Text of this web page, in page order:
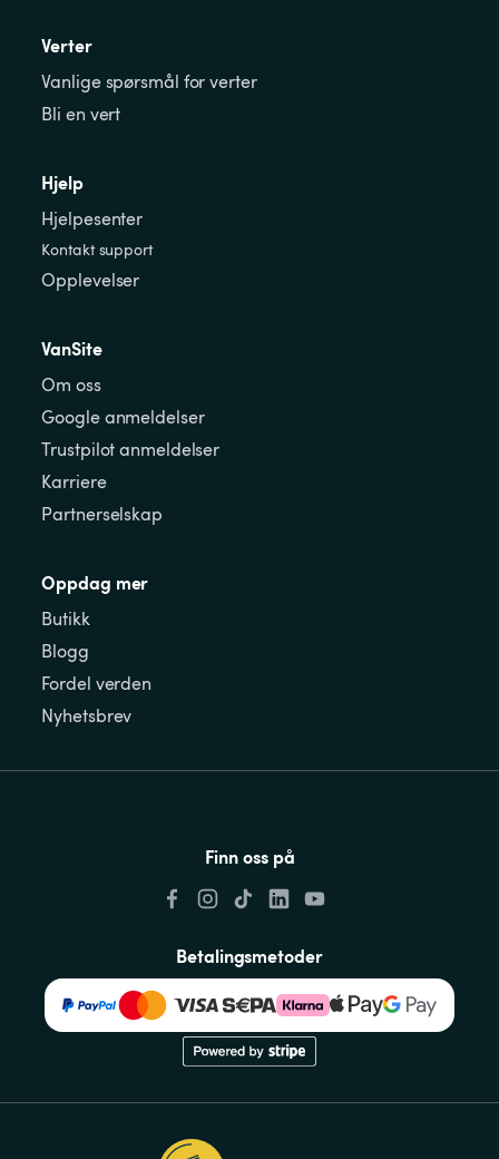
Verter
Vanlige spørsmål for verter
Bli en vert
Hjelp
Hjelpesenter
Kontakt support
Opplevelser
VanSite
Om oss
Google anmeldelser
Trustpilot anmeldelser
Karriere
Partnerselskap
Oppdag mer
Butikk
Blogg
Fordel verden
Nyhetsbrev
Finn oss på
Betalingsmetoder